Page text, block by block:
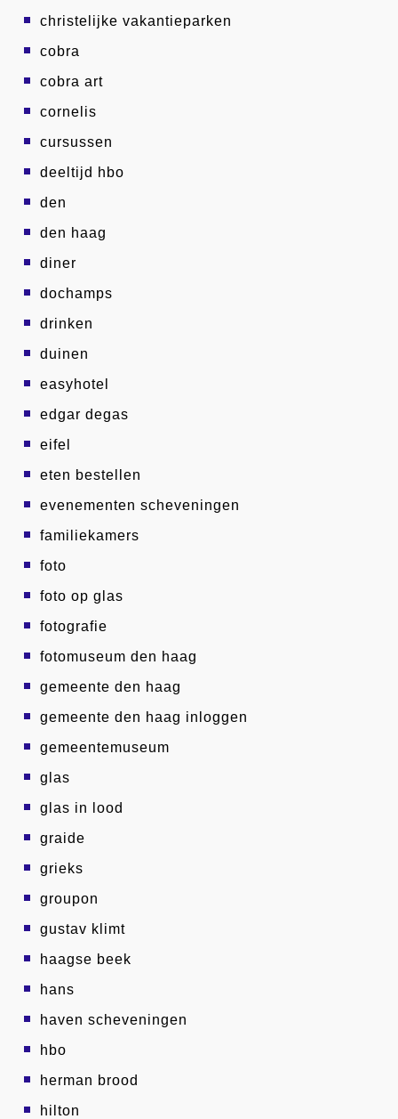
christelijke vakantieparken
cobra
cobra art
cornelis
cursussen
deeltijd hbo
den
den haag
diner
dochamps
drinken
duinen
easyhotel
edgar degas
eifel
eten bestellen
evenementen scheveningen
familiekamers
foto
foto op glas
fotografie
fotomuseum den haag
gemeente den haag
gemeente den haag inloggen
gemeentemuseum
glas
glas in lood
graide
grieks
groupon
gustav klimt
haagse beek
hans
haven scheveningen
hbo
herman brood
hilton